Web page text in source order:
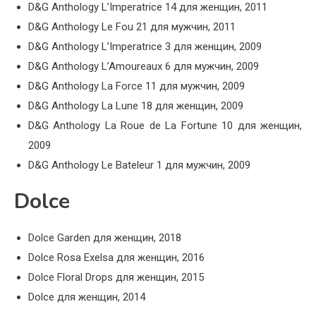
D&G Anthology L’Imperatrice 14 для женщин, 2011
D&G Anthology Le Fou 21 для мужчин, 2011
D&G Anthology L’Imperatrice 3 для женщин, 2009
D&G Anthology L’Amoureaux 6 для мужчин, 2009
D&G Anthology La Force 11 для мужчин, 2009
D&G Anthology La Lune 18 для женщин, 2009
D&G Anthology La Roue de La Fortune 10 для женщин,
2009
D&G Anthology Le Bateleur 1 для мужчин, 2009
Dolce
Dolce Garden для женщин, 2018
Dolce Rosa Exelsa для женщин, 2016
Dolce Floral Drops для женщин, 2015
Dolce для женщин, 2014